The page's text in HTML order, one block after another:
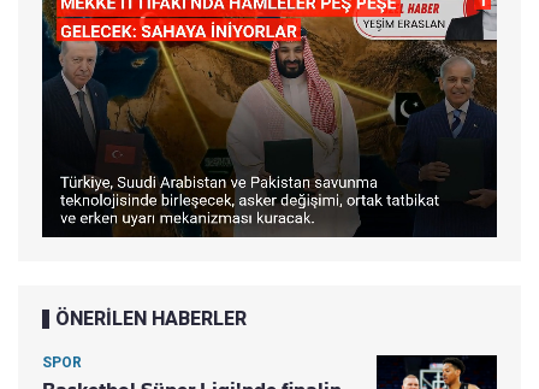
ÖNERİLEN HABERLER
SPOR